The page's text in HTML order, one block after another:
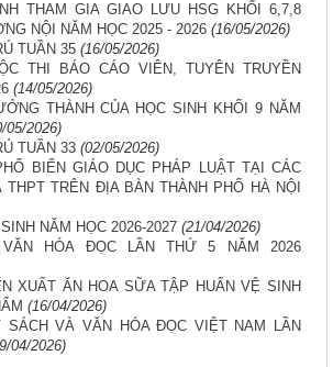
THAM GIA GIAO LƯU HSG KHỐI 6,7,8
NỘI NĂM HỌC 2025 - 2026 (16/05/2026)
TUẦN 35 (16/05/2026)
THI BÁO CÁO VIÊN, TUYÊN TRUYỀN
(14/05/2026)
THÀNH CỦA HỌC SINH KHỐI 9 NĂM
05/2026)
TUẦN 33 (02/05/2026)
BIẾN GIÁO DỤC PHÁP LUẬT TẠI CÁC
TRÊN ĐỊA BÀN THÀNH PHỐ HÀ NỘI
NĂM HỌC 2026-2027 (21/04/2026)
HÓA ĐỌC LẦN THỨ 5 NĂM 2026
XUẤT ĂN HOA SỮA TẬP HUẤN VỆ SINH
(16/04/2026)
SÁCH VÀ VĂN HÓA ĐỌC VIỆT NAM LẦN
04/2026)